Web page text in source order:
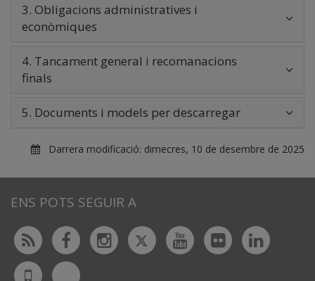
3. Obligacions administratives i
econòmiques
4. Tancament general i recomanacions
finals
5. Documents i models per descarregar
Darrera modificació: dimecres, 10 de desembre de 2025
ENS POTS SEGUIR A
Rss FacebookInstagram
TwitterYoutubeFlickr
UdL
Bluesky